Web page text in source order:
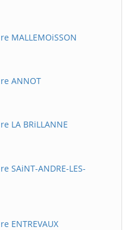
MALLEMOiSSON
ANNOT
LA BRiLLANNE
SAiNT-ANDRE-LES-
ENTREVAUX